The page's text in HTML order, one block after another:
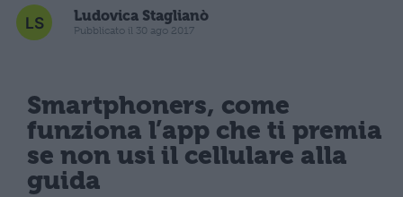
Ludovica Staglianò
Pubblicato il 30 ago 2017
Smartphoners, come
funziona l’app che ti premia
se non usi il cellulare alla
guida